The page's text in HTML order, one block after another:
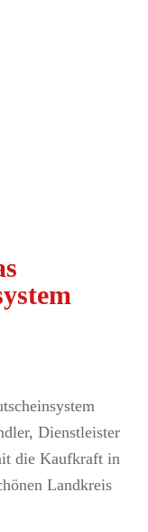
Dienstleister
die Kaufkraft in
Landkreis